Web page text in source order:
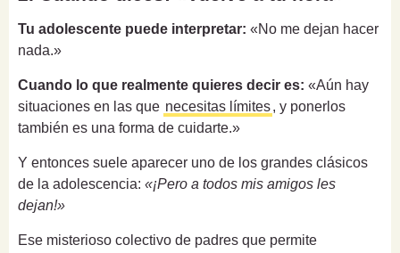
Tu adolescente puede interpretar: «No me dejan hacer
nada.»
Cuando lo que realmente quieres decir es: «Aún hay
situaciones en las que necesitas límites, y ponerlos
también es una forma de cuidarte.»
Y entonces suele aparecer uno de los grandes clásicos
de la adolescencia: «¡Pero a todos mis amigos les
dejan!»
Ese misterioso colectivo de padres que permite